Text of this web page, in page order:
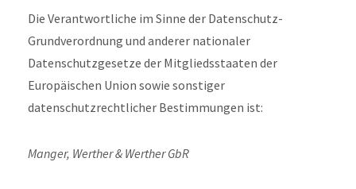
Die Verantwortliche im Sinne der Datenschutz-
Grundverordnung und anderer nationaler
Datenschutzgesetze der Mitgliedsstaaten der
Europäischen Union sowie sonstiger
datenschutzrechtlicher Bestimmungen ist:
Manger, Werther & Werther GbR